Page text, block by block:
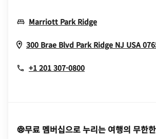
Marriott Park RidgeOpens In New
300 Brae Blvd Park Ridge NJ USA
+1 201 307-0800
무료 멤버십으로 누리는 여행의 무한